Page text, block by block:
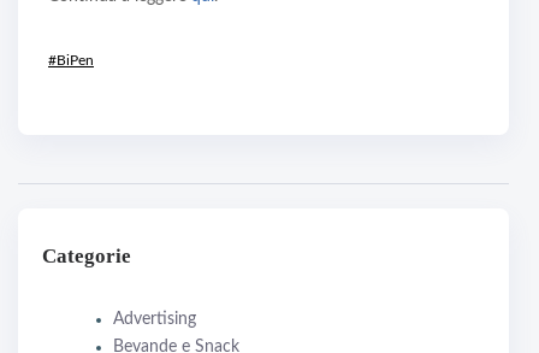
#BiPen
Categorie
Advertising
Bevande e Snack